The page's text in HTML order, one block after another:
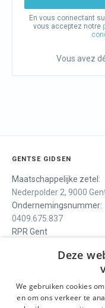
En vous connectant
vous acceptez notre
Vous avez
GENTSE GIDSEN
Maatschappelijke zetel:
Nederpolder 2, 9000
Ondernemingsnummer:
0409.675.837
RPR Gent
Visites guidées
Deze
We gebruiken cookies
en om ons verkeer te